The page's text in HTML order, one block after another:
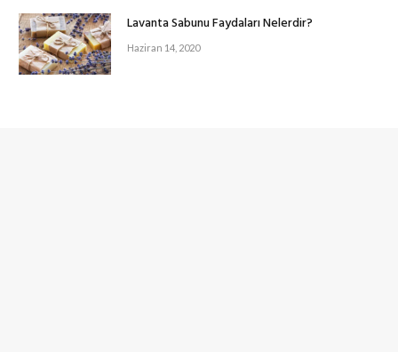
Lavanta Sabunu Faydaları Nelerdir?
Haziran 14, 2020